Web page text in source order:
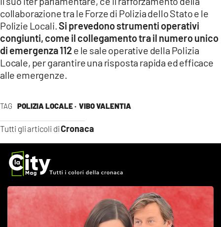
TAG POLIZIA LOCALE · VIBO VALENTIA
Tutti gli articoli diCronaca
collaborazione tra le Forze di Polizia dello Stato e le
Polizie Locali.Si prevedono strumenti operativi
congiunti, come il collegamento tra il numero unico
di emergenza 112 e le sale operative della Polizia
Locale, per garantire una risposta rapida ed efficace
alle emergenze.